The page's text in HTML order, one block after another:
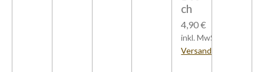
ch
4,90 €
inkl. MwSt zzgl.
Versandkosten